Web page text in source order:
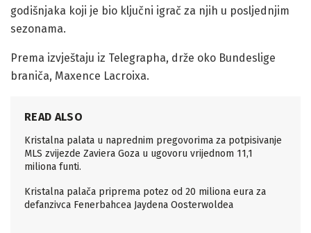
godišnjaka koji je bio ključni igrač za njih u posljednjim
sezonama.
Prema izvještaju iz Telegrapha, drže oko Bundeslige
braniča, Maxence Lacroixa.
READ ALSO
Kristalna palata u naprednim pregovorima za potpisivanje
MLS zvijezde Zaviera Goza u ugovoru vrijednom 11,1
miliona funti.
Kristalna palača priprema potez od 20 miliona eura za
defanzivca Fenerbahcea Jaydena Oosterwoldea